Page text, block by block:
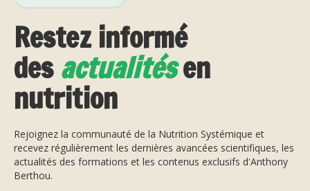
Restez informé
desactualitésen
nutrition
Rejoignez la communauté de la Nutrition Systémique et
recevez régulièrement les dernières avancées scientifiques, les
actualités des formations et les contenus exclusifs d'Anthony
Berthou.